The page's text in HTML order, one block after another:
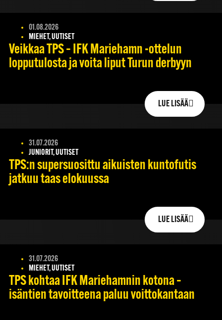
01.08.2026
MIEHET, UUTISET
Veikkaa TPS – IFK Mariehamn -ottelun
lopputulosta ja voita liput Turun derbyyn
LUE LISÄÄ
31.07.2026
JUNIORIT, UUTISET
TPS:n supersuosittu aikuisten kuntofutis
jatkuu taas elokuussa
LUE LISÄÄ
31.07.2026
MIEHET, UUTISET
TPS kohtaa IFK Mariehamnin kotona –
isäntien tavoitteena paluu voittokantaan